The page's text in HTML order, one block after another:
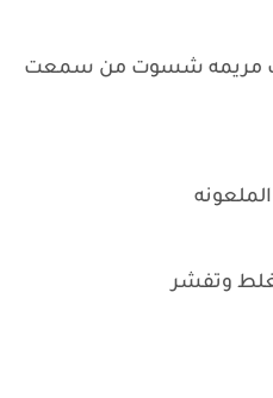
مريمه شسوت من سمعت
وتفشر